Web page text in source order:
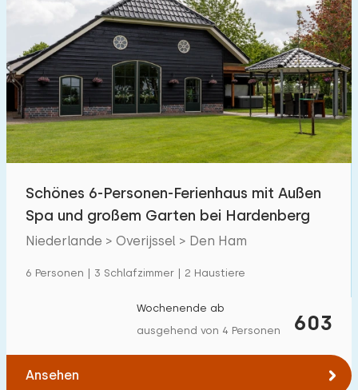
Schönes 6-Personen-Ferienhaus mit Außen
Spa und großem Garten bei Hardenberg
Niederlande > Overijssel > Den Ham
6 Personen | 3 Schlafzimmer | 2 Haustiere
603
Wochenende ab
ausgehend von 4 Personen
Ansehen